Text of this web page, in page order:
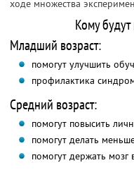
ходе множества
Кому
Младший возраст:
помогут улучшить
профилактика
Средний возраст:
помогут повысить
помогут делать
помогут держать мозг